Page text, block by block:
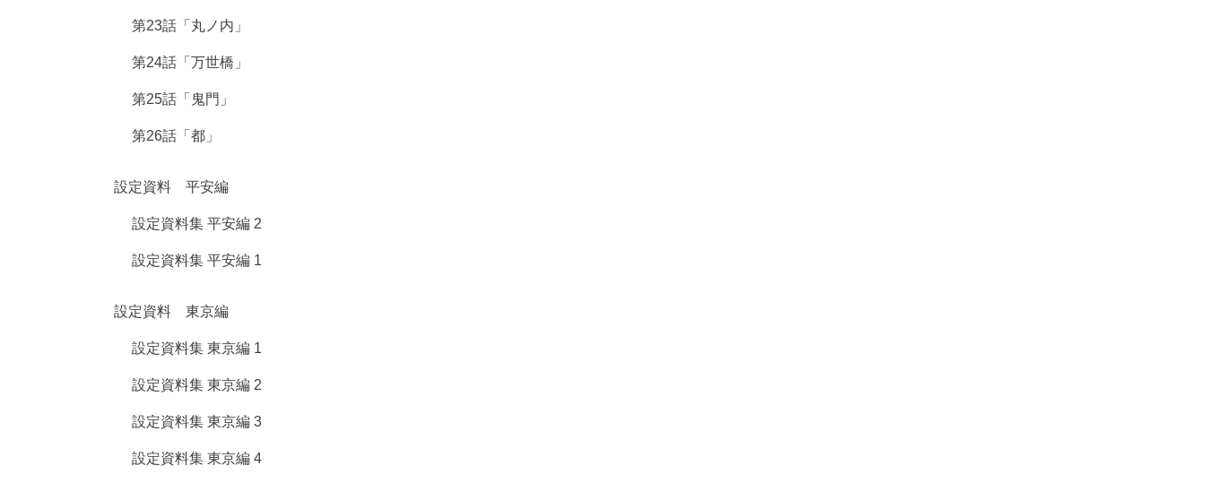
第23話「丸ノ内」
第24話「万世橋」
第25話「鬼門」
第26話「都」
設定資料 平安編
設定資料集 平安編 2
設定資料集 平安編 1
設定資料 東京編
設定資料集 東京編 1
設定資料集 東京編 2
設定資料集 東京編 3
設定資料集 東京編 4